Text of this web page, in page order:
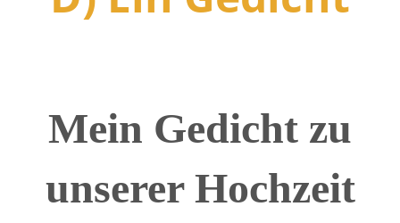
Mein Gedicht zu
unserer Hochzeit